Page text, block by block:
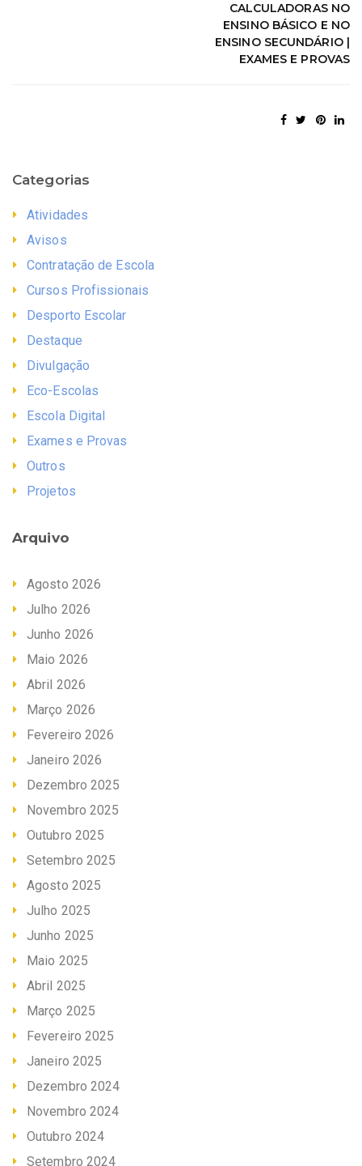
CALCULADORAS NO
ENSINO BÁSICO E NO
ENSINO SECUNDÁRIO |
EXAMES E PROVAS
Categorias
Atividades
Avisos
Contratação de Escola
Cursos Profissionais
Desporto Escolar
Destaque
Divulgação
Eco-Escolas
Escola Digital
Exames e Provas
Outros
Projetos
Arquivo
Agosto 2026
Julho 2026
Junho 2026
Maio 2026
Abril 2026
Março 2026
Fevereiro 2026
Janeiro 2026
Dezembro 2025
Novembro 2025
Outubro 2025
Setembro 2025
Agosto 2025
Julho 2025
Junho 2025
Maio 2025
Abril 2025
Março 2025
Fevereiro 2025
Janeiro 2025
Dezembro 2024
Novembro 2024
Outubro 2024
Setembro 2024